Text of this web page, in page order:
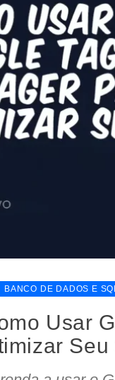
BANCO DE DADOS E
Usar